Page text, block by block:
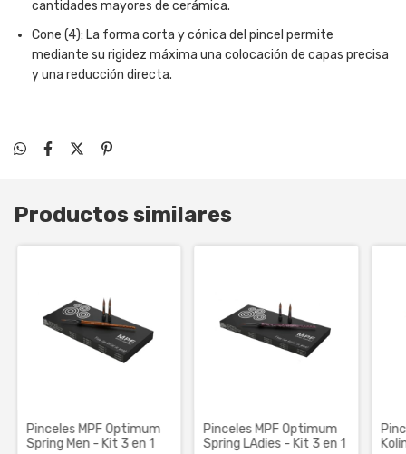
cantidades mayores de cerámica.
Cone (4): La forma corta y cónica del pincel permite
mediante su rigidez máxima una colocación de capas precisa
y una reducción directa.
Productos similares
Pinceles MPF Optimum
Spring Men - Kit 3 en 1
Pinceles MPF Optimum
Spring LAdies - Kit 3 en 1